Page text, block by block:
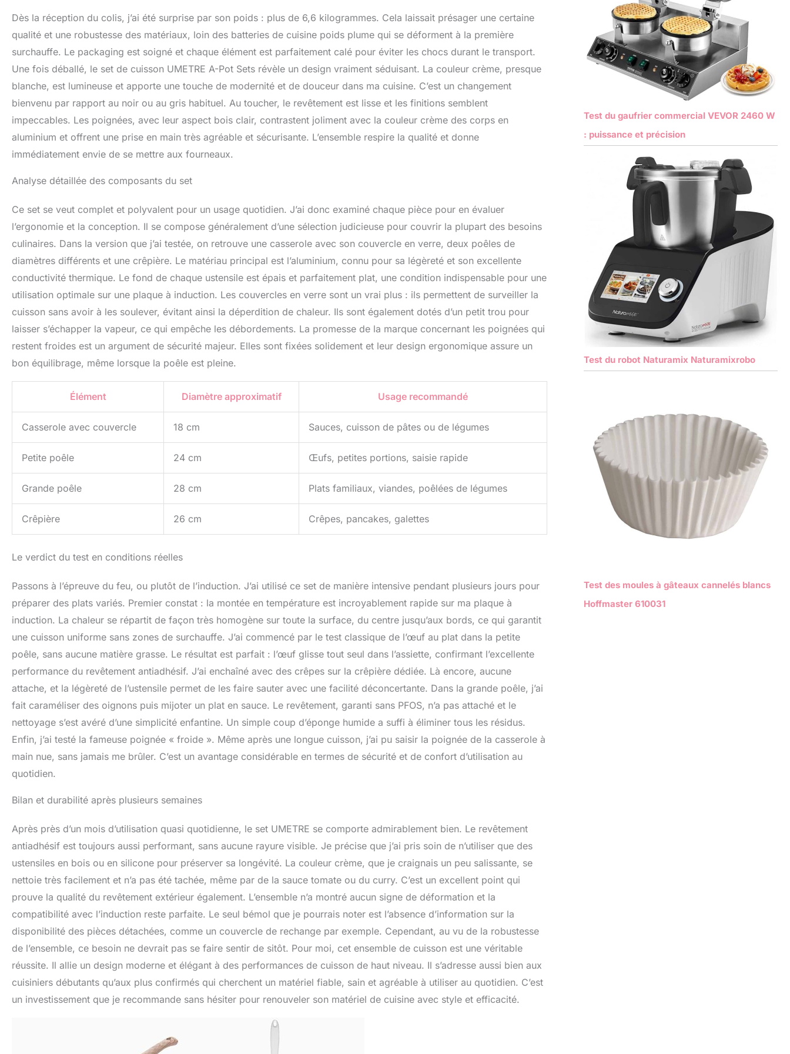
conservant un design léger. Cette jolie femme ne s'inquiète plus des pots lourds
Convient à toutes les cuisinières : le design avec une base magnétique parfaite
efficacement sur les plaques de cuisson à gaz, en céramique, électriques et à
induction, fabriqué pour n'importe quelle cuisine et table de cuisson. 【Service
sans soucis】Chaque batterie de cuisine UMETRE passe un processus strict
d'inspection. Si vous recevez des articles défectueux causés par la livraison ou si
vous rencontrez des problèmes lors de l'utilisation de notre produit, n'hésitez pas
à nous contacter. Vous serez assuré d'obtenir un remboursement ou un nouveau
remplacement.
Dès la réception du colis, j’ai été surprise par son poids : plus de 6,6 kilogrammes. Cela laissait présager une certaine
qualité et une robustesse des matériaux, loin des batteries de cuisine poids plume qui se déforment à la première
surchauffe. Le packaging est soigné et chaque élément est parfaitement calé pour éviter les chocs durant le transport.
Une fois déballé, le set de cuisson UMETRE A-Pot Sets révèle un design vraiment séduisant. La couleur crème, presque
blanche, est lumineuse et apporte une touche de modernité et de douceur dans ma cuisine. C’est un changement
bienvenu par rapport au noir ou au gris habituel. Au toucher, le revêtement est lisse et les finitions semblent
impeccables. Les poignées, avec leur aspect bois clair, contrastent joliment avec la couleur crème des corps en
aluminium et offrent une prise en main très agréable et sécurisante. L’ensemble respire la qualité et donne
immédiatement envie de se mettre aux fourneaux.
Analyse détaillée des composants du set
Ce set se veut complet et polyvalent pour un usage quotidien. J’ai donc examiné chaque pièce pour en évaluer
l’ergonomie et la conception. Il se compose généralement d’une sélection judicieuse pour couvrir la plupart des besoins
culinaires. Dans la version que j’ai testée, on retrouve une casserole avec son couvercle en verre, deux poêles de
diamètres différents et une crêpière. Le matériau principal est l’aluminium, connu pour sa légèreté et son excellente
conductivité thermique. Le fond de chaque ustensile est épais et parfaitement plat, une condition indispensable pour une
utilisation optimale sur une plaque à induction. Les couvercles en verre sont un vrai plus : ils permettent de surveiller la
cuisson sans avoir à les soulever, évitant ainsi la déperdition de chaleur. Ils sont également dotés d’un petit trou pour
laisser s’échapper la vapeur, ce qui empêche les débordements. La promesse de la marque concernant les poignées qui
restent froides est un argument de sécurité majeur. Elles sont fixées solidement et leur design ergonomique assure un
bon équilibrage, même lorsque la poêle est pleine.
Élément Diamètre approximatif Usage recommandé
Casserole avec couvercle 18 cm Sauces, cuisson de pâtes ou de légumes
Petite poêle 24 cm Œufs, petites portions, saisie rapide
Grande poêle 28 cm Plats familiaux, viandes, poêlées de légumes
Crêpière 26 cm Crêpes, pancakes, galettes
Le verdict du test en conditions réelles
Passons à l’épreuve du feu, ou plutôt de l’induction. J’ai utilisé ce set de manière intensive pendant plusieurs jours pour
préparer des plats variés. Premier constat : la montée en température est incroyablement rapide sur ma plaque à
induction. La chaleur se répartit de façon très homogène sur toute la surface, du centre jusqu’aux bords, ce qui garantit
une cuisson uniforme sans zones de surchauffe. J’ai commencé par le test classique de l’œuf au plat dans la petite
poêle, sans aucune matière grasse. Le résultat est parfait : l’œuf glisse tout seul dans l’assiette, confirmant l’excellente
performance du revêtement antiadhésif. J’ai enchaîné avec des crêpes sur la crêpière dédiée. Là encore, aucune
attache, et la légèreté de l’ustensile permet de les faire sauter avec une facilité déconcertante. Dans la grande poêle, j’ai
fait caraméliser des oignons puis mijoter un plat en sauce. Le revêtement, garanti sans PFOS, n’a pas attaché et le
nettoyage s’est avéré d’une simplicité enfantine. Un simple coup d’éponge humide a suffi à éliminer tous les résidus.
Enfin, j’ai testé la fameuse poignée « froide ». Même après une longue cuisson, j’ai pu saisir la poignée de la casserole à
main nue, sans jamais me brûler. C’est un avantage considérable en termes de sécurité et de confort d’utilisation au
quotidien.
Bilan et durabilité après plusieurs semaines
Après près d’un mois d’utilisation quasi quotidienne, le set UMETRE se comporte admirablement bien. Le revêtement
antiadhésif est toujours aussi performant, sans aucune rayure visible. Je précise que j’ai pris soin de n’utiliser que des
ustensiles en bois ou en silicone pour préserver sa longévité. La couleur crème, que je craignais un peu salissante, se
nettoie très facilement et n’a pas été tachée, même par de la sauce tomate ou du curry. C’est un excellent point qui
prouve la qualité du revêtement extérieur également. L’ensemble n’a montré aucun signe de déformation et la
compatibilité avec l’induction reste parfaite. Le seul bémol que je pourrais noter est l’absence d’information sur la
disponibilité des pièces détachées, comme un couvercle de rechange par exemple. Cependant, au vu de la robustesse
de l’ensemble, ce besoin ne devrait pas se faire sentir de sitôt. Pour moi, cet ensemble de cuisson est une véritable
réussite. Il allie un design moderne et élégant à des performances de cuisson de haut niveau. Il s’adresse aussi bien aux
cuisiniers débutants qu’aux plus confirmés qui cherchent un matériel fiable, sain et agréable à utiliser au quotidien. C’est
un investissement que je recommande sans hésiter pour renouveler son matériel de cuisine avec style et efficacité.
Test du gaufrier commercial VEVOR 2460 W
: puissance et précision
Test du robot Naturamix Naturamixrobo
Test des moules à gâteaux cannelés blancs
Hoffmaster 610031